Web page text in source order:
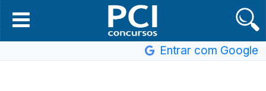
Entrar com Google